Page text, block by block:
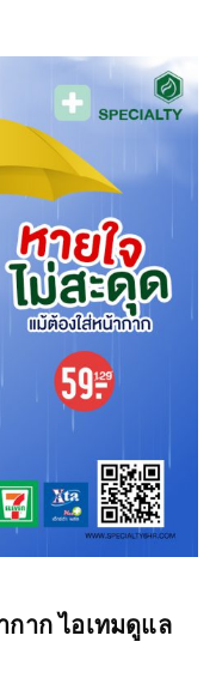
าก ไอเทมดูแล